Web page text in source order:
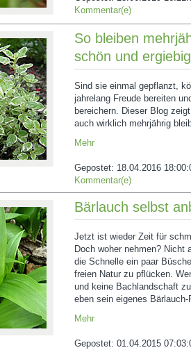
Kommentar(e)
So bleiben
schön und ergiebig
Sind sie einmal gepflanzt,
jahrelang Freude bereiten
bereichern. Dieser Blog
auch wirklich mehrjährig
Mehr
Gepostet: 18.04.2016
Kommentar(e)
Bärlauch selbst
Jetzt ist wieder Zeit für
Doch woher nehmen? Nicht
die Schnelle ein paar
freien Natur zu pflücken.
und keine Bachlandschaft
eben sein eigenes Bärlauch-
Mehr
Gepostet: 01.04.2015